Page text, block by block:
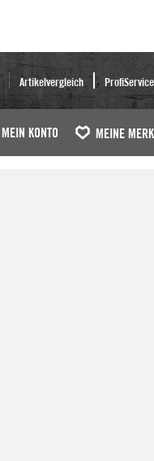
Artikelvergleich ProfiService
MEIN KONTO MEINE